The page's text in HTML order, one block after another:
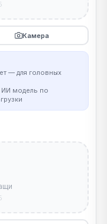
Камера
— для головных
ИИ модель по